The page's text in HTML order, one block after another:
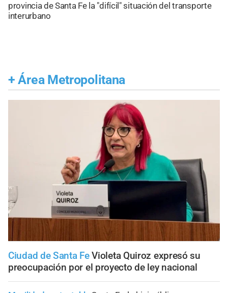
provincia de Santa Fe la "difícil" situación del transporte
interurbano
+ Área Metropolitana
Ciudad de Santa Fe Violeta Quiroz expresó su
preocupación por el proyecto de ley nacional